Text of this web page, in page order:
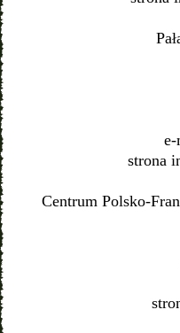
strona
Centrum Polsko-